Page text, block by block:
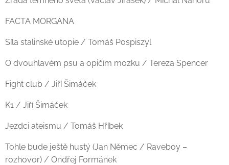
FACTA MORGANA
Síla stalinské utopie / Tomáš Pospiszyl
O dvouhlavém psu a opičím mozku / Tereza Spencer
Fight club / Jiří Šimáček
K1 / Jiří Šimáček
Jezdci ateismu / Tomáš Hříbek
Tohle bude ještě hustý (Jan Němec / Raveboy –
rozhovor) / Ondřej Formánek